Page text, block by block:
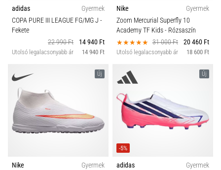
adidas
Gyermek
COPA PURE III LEAGUE FG/MG J -
Fekete
22 990 Ft
14 940 Ft
Utolsó legalacsonyabb ár 14 940 Ft
Nike
Gyermek
Zoom Mercurial Superfly 10
Academy TF Kids- Rózsaszín
31 000 Ft
20 460 Ft
Utolsó legalacsonyabb ár 18 600 Ft
Új
Nike
Gyermek
Új
-5%
adidas
Gyermek